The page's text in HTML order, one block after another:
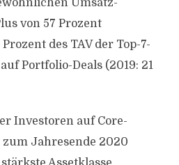
Umsatz-
von 57 Prozent
des TAV der Top-7-
Portfolio-Deals (2019: 21
Investoren auf Core-
Jahresende 2020